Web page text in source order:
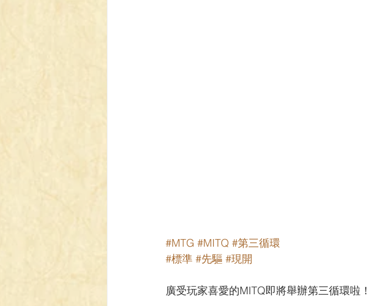
#MTG #MITQ #第三循環
#標準 #先驅 #現開
廣受玩家喜愛的MITQ即將舉辦第三循環啦！